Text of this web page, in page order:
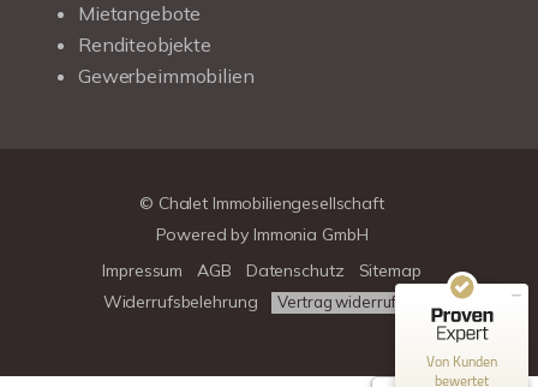
Mietangebote
Renditeobjekte
Gewerbeimmobilien
© Chalet Immobiliengesellschaft
Powered by Immonia GmbH
Impressum
AGB Datenschutz
Sitemap
Widerrufsbelehrung
Vertrag widerrufen
Von Kunden
bewertet
SEHR GUT
4,78 / 5,00
39
Bewertungen auf
ProvenExpert.com
313